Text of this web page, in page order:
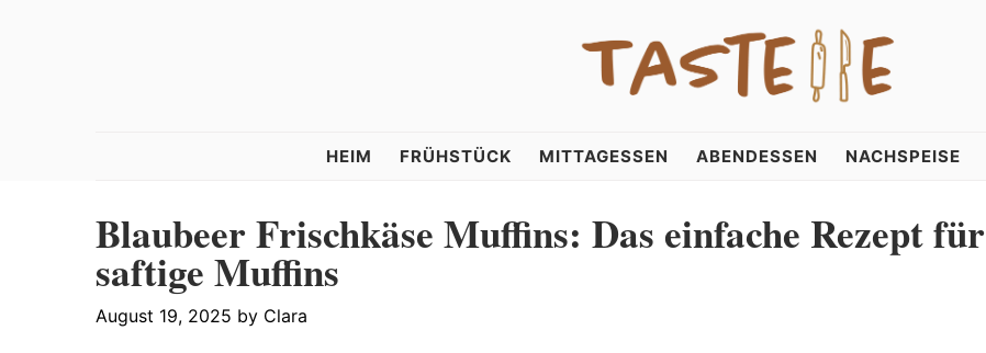
HEIM FRÜHSTÜCK MITTAGESSEN ABENDESSEN NACHSPEISE
Blaubeer Frischkäse Muffins: Das einfache Rezept für
saftige Muffins
August 19, 2025 by Clara